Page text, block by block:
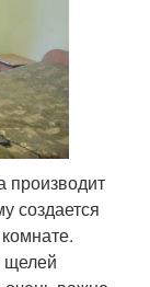
производит
создается
щелей